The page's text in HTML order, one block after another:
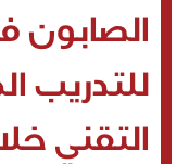
الصابون
للتدريب
التقني